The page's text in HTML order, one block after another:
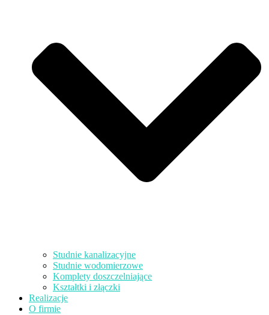
Studnie kanalizacyjne
Studnie wodomierzowe
Komplety doszczelniające
Kształtki i złączki
Realizacje
O firmie